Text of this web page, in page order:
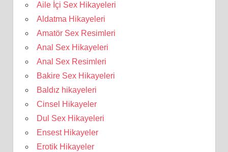
Aile İçi Sex Hikayeleri
Aldatma Hikayeleri
Amatör Sex Resimleri
Anal Sex Hikayeleri
Anal Sex Resimleri
Bakire Sex Hikayeleri
Baldız hikayeleri
Cinsel Hikayeler
Dul Sex Hikayeleri
Ensest Hikayeler
Erotik Hikayeler